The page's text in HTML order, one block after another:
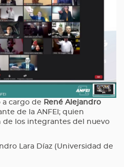
a cargo de René Alejandro
de la ANFEI; quien
de los integrantes del nuevo
Lara Díaz (Universidad de